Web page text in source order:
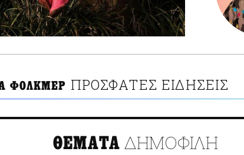
ΦΟΛΚΜΕΡ ΠΡΟΣΦΑΤΕΣ ΕΙΔΗΣΕΙΣ
ΘΕΜΑΤΑ ΔΗΜΟΦΙΛΗ